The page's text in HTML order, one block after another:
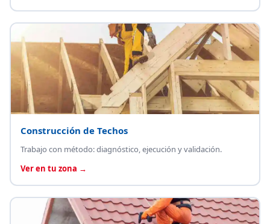
Construcción de Techos
Trabajo con método: diagnóstico, ejecución y validación.
Ver en tu zona →